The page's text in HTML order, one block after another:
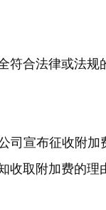
符合法律或法规
司宣布征收附
收取附加费的理